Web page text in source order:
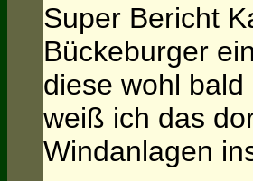
Super Bericht
Bückeburger
diese wohl
weiß ich das
Windanlagen